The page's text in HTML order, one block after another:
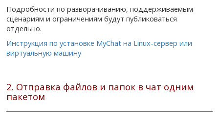
Подробности по разворачиванию, поддерживаемым
сценариям и ограничениям будут публиковаться
отдельно.
Инструкция по установке MyChat на Linux-сервер или
виртуальную машину
2. Отправка файлов и папок в чат одним
пакетом